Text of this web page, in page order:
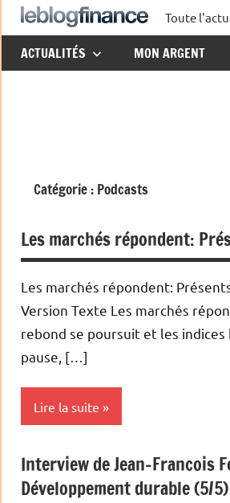
Aller
au
contenu
Le
Blog
Toute
ACTUALITÉS MON ARGENT
Catégorie : Podcasts
Les marchés répondent:
Les marchés répondent:
Version Texte Les marchés
rebond se poursuit et les
pause, […]
Lire la suite
Actualités
Economie
Interview de Jean-Francois
Développement durable (5/5)